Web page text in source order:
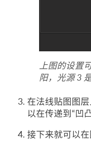
上图的设置
阳，光源 3
在法线贴图图
以在传递到“凹
接下来就可以